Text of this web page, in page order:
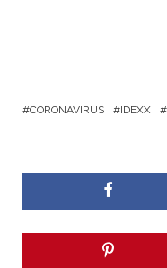
CORONAVIRUS IDEXX